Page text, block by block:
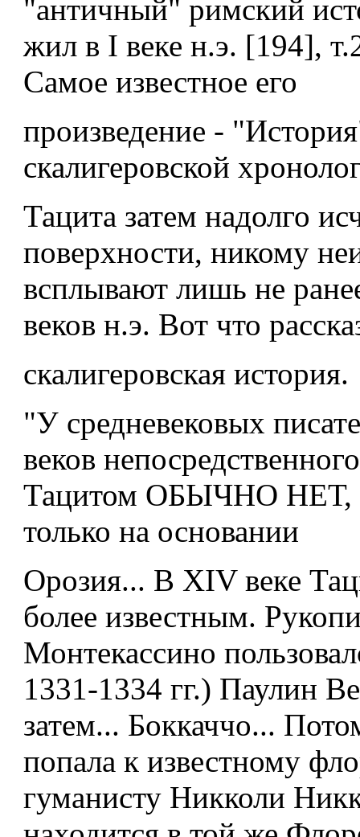
"античный" римский
жил в I веке н.э. [194],
Самое известное его
произведение -
скалигеровской
Тацита затем надолго
поверхности, никому
всплывают лишь не
веков н.э. Вот что
скалигеровская история.
"У средневековых
веков
Тацитом ОБЫЧНО НЕТ,
только на основании
Орозия... В XIV веке
более известным.
Монтекассино
1331-1334 гг.) Паулин
затем... Боккаччо...
попала к известному
гуманисту Никколи